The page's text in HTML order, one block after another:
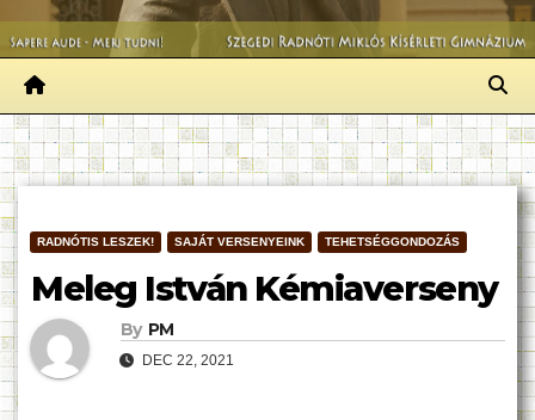
RADNÓTIS LESZEK! SAJÁT VERSENYEINK TEHETSÉGGONDOZÁS
Meleg István Kémiaverseny
By PM
DEC 22, 2021